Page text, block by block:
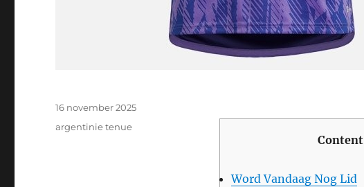
Content
Word Vandaag Nog Lid
Geplaatst
16 november 2025
Categorieën
argentinie tenue